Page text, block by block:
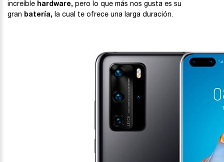
increíble hardware, pero lo que más nos gusta es su
gran batería, la cual te ofrece una larga duración.